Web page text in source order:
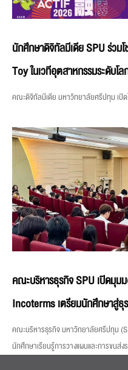
นักศึกษาดิจิทัลมีเดีย SPU ร่วม
Toy ในเวทีอุตสาหกรรมระดับโ
คณะดิจิทัลมีเดีย มหาวิทยาลัยศรีปทุม เปิ
คณะบริหารธุรกิจ SPU เปิดมุม
Incoterms เตรียมนักศึกษาสู่ธุร
คณะบริหารธุรกิจ มหาวิทยาลัยศรีปทุม
นักศึกษาเรียนรู้การวางแผนและการขนส่ง